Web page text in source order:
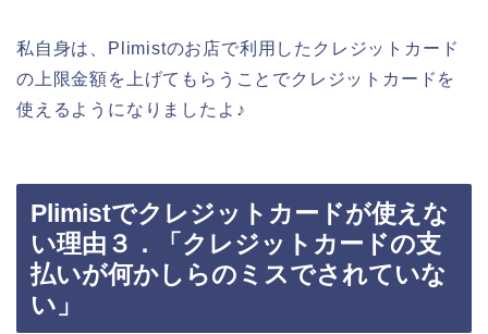
私自身は、Plimistのお店で利用したクレジットカード
の上限金額を上げてもらうことでクレジットカードを
使えるようになりましたよ♪
Plimistでクレジットカードが使えな
い理由３．「クレジットカードの支
払いが何かしらのミスでされていな
い」